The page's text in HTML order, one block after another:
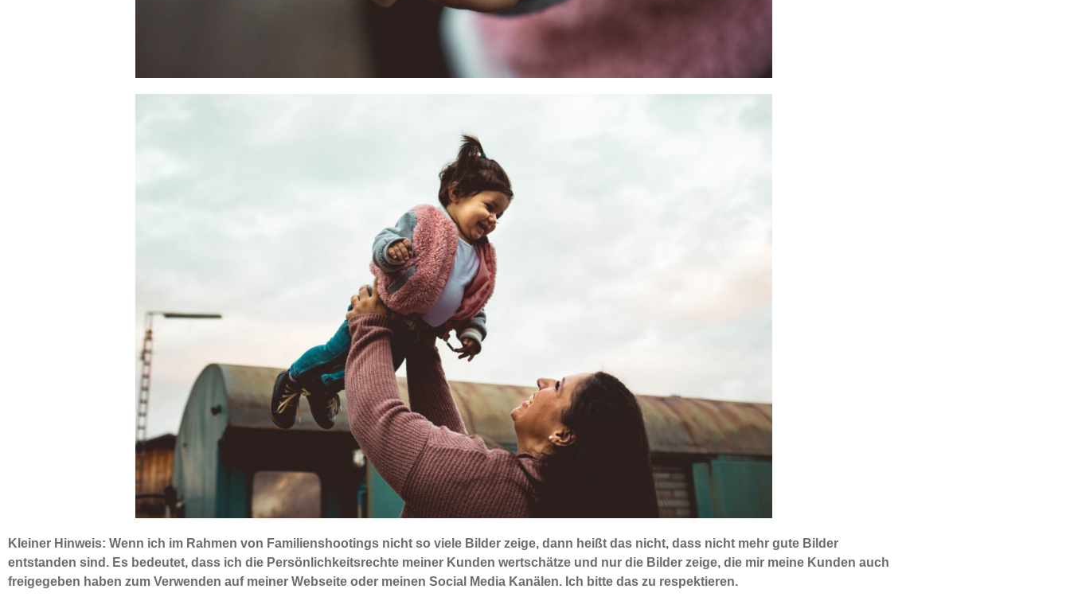
Kleiner Hinweis: Wenn ich im Rahmen von Familienshootings nicht so viele Bilder zeige, dann heißt das nicht, dass nicht mehr gute Bilder
entstanden sind. Es bedeutet, dass ich die Persönlichkeitsrechte meiner Kunden wertschätze und nur die Bilder zeige, die mir meine Kunden auch
freigegeben haben zum Verwenden auf meiner Webseite oder meinen Social Media Kanälen. Ich bitte das zu respektieren.